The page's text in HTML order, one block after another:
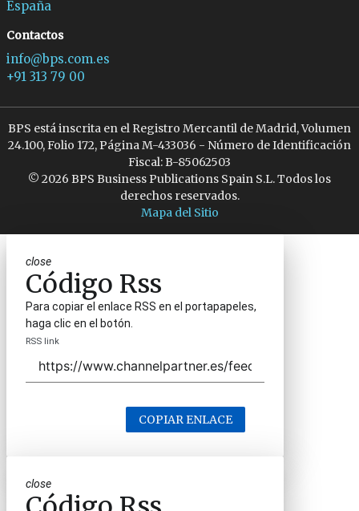
España
Contactos
info@bps.com.es
+91 313 79 00
BPS está inscrita en el Registro Mercantil de Madrid, Volumen
24.100, Folio 172, Página M-433036 - Número de Identificación
Fiscal: B-85062503
© 2026 BPS Business Publications Spain S.L. Todos los
derechos reservados.
Mapa del Sitio
close
Código Rss
Para copiar el enlace RSS en el portapapeles,
haga clic en el botón.
RSS link
COPIAR ENLACE
close